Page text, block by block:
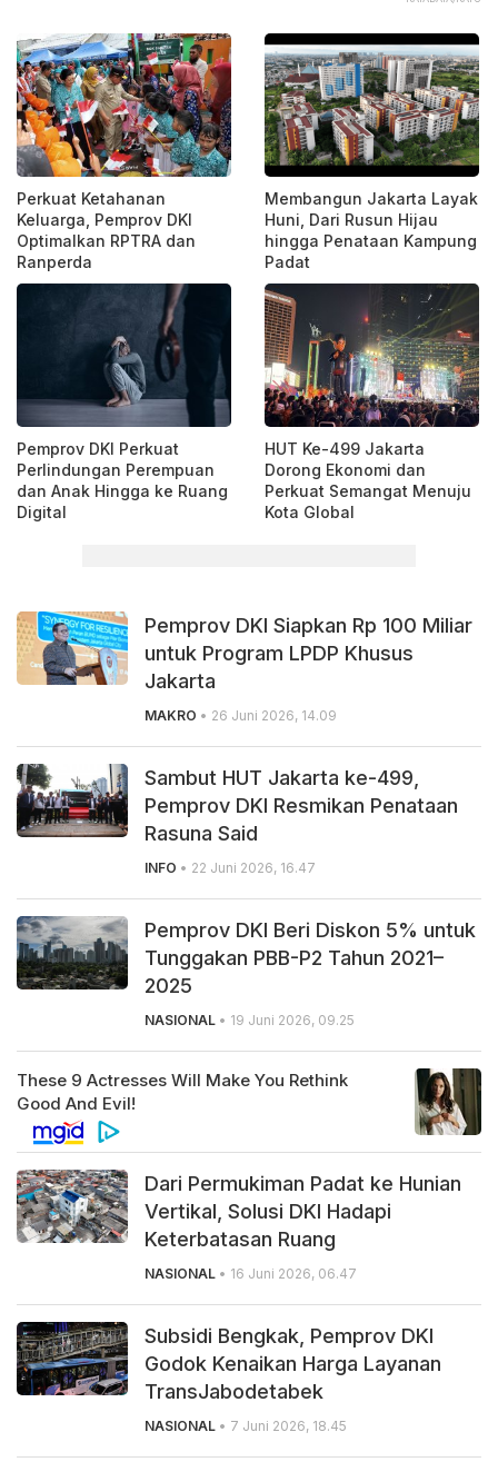
Perkuat Ketahanan
Keluarga, Pemprov DKI
Optimalkan RPTRA dan
Ranperda
Membangun Jakarta Layak
Huni, Dari Rusun Hijau
hingga Penataan Kampung
Padat
Pemprov DKI Perkuat
Perlindungan Perempuan
dan Anak Hingga ke Ruang
Digital
HUT Ke-499 Jakarta
Dorong Ekonomi dan
Perkuat Semangat Menuju
Kota Global
Pemprov DKI Siapkan Rp 100 Miliar
untuk Program LPDP Khusus
Jakarta
MAKRO • 26 Juni 2026, 14.09
Sambut HUT Jakarta ke-499,
Pemprov DKI Resmikan Penataan
Rasuna Said
INFO • 22 Juni 2026, 16.47
Pemprov DKI Beri Diskon 5% untuk
Tunggakan PBB-P2 Tahun 2021–
2025
NASIONAL • 19 Juni 2026, 09.25
Dari Permukiman Padat ke Hunian
Vertikal, Solusi DKI Hadapi
Keterbatasan Ruang
NASIONAL • 16 Juni 2026, 06.47
Subsidi Bengkak, Pemprov DKI
Godok Kenaikan Harga Layanan
TransJabodetabek
NASIONAL • 7 Juni 2026, 18.45